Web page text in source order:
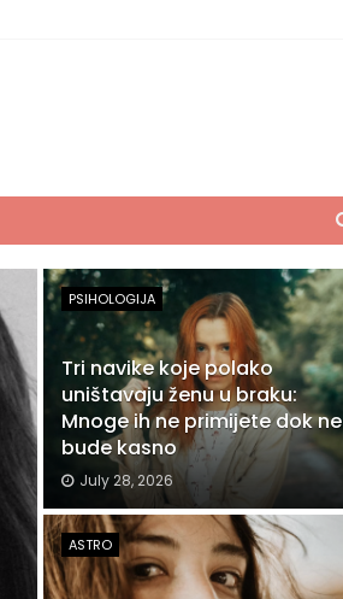
PSIHOLOGIJA
Tri navike koje polako
uništavaju ženu u braku:
Mnoge ih ne primijete dok ne
bude kasno
July 28, 2026
ASTRO